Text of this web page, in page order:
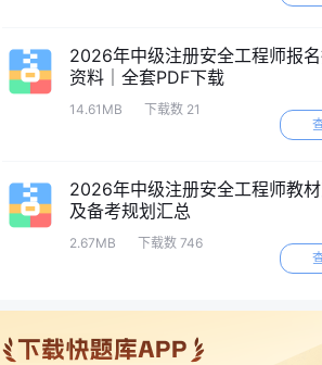
2026年中级注册安全工程师报
资料｜全套PDF下载
14.61MB
下载数 21
2026年中级注册安全工程师教
及备考规划汇总
2.67MB
下载数 746